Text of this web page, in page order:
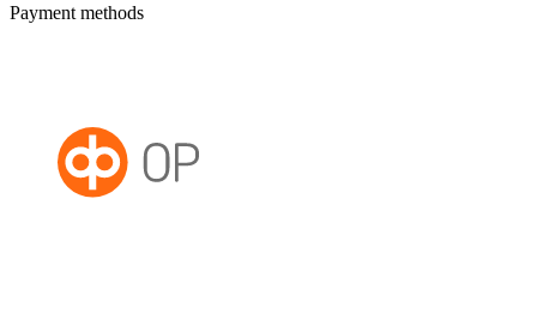
Payment methods